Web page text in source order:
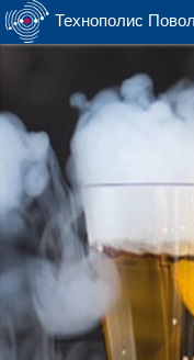
Технополис